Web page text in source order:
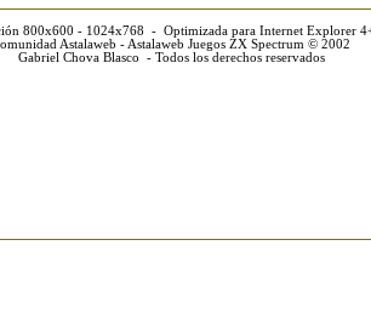
800x600 - 1024x768 - Optimizada para Internet Explorer
Astalaweb - Astalaweb Juegos ZX Spectrum © 2002
Gabriel Chova Blasco - Todos los derechos reservados